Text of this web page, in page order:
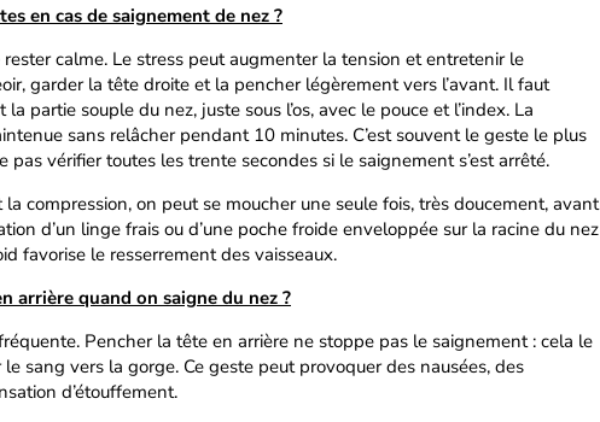
en cas de saignement de nez ?
calme. Le stress peut augmenter la tension et entretenir le
garder la tête droite et la pencher légèrement vers l’avant. Il faut
partie souple du nez, juste sous l’os, avec le pouce et l’index. La
sans relâcher pendant 10 minutes. C’est souvent le geste le plus
pas vérifier toutes les trente secondes si le saignement s’est arrêté.
compression, on peut se moucher une seule fois, très doucement, avant
d’un linge frais ou d’une poche froide enveloppée sur la racine du nez
favorise le resserrement des vaisseaux.
arrière quand on saigne du nez ?
fréquente. Pencher la tête en arrière ne stoppe pas le saignement : cela le
sang vers la gorge. Ce geste peut provoquer des nausées, des
d’étouffement.